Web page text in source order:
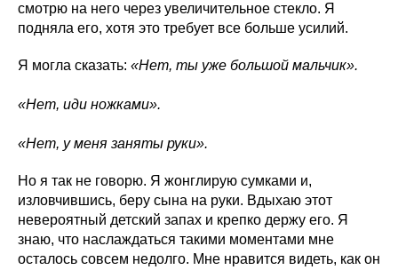
смотрю на него через увеличительное стекло. Я
подняла его, хотя это требует все больше усилий.
Я могла сказать: «Нет, ты уже большой мальчик».
«Нет, иди ножками».
«Нет, у меня заняты руки».
Но я так не говорю. Я жонглирую сумками и,
изловчившись, беру сына на руки. Вдыхаю этот
невероятный детский запах и крепко держу его. Я
знаю, что наслаждаться такими моментами мне
осталось совсем недолго. Мне нравится видеть, как он